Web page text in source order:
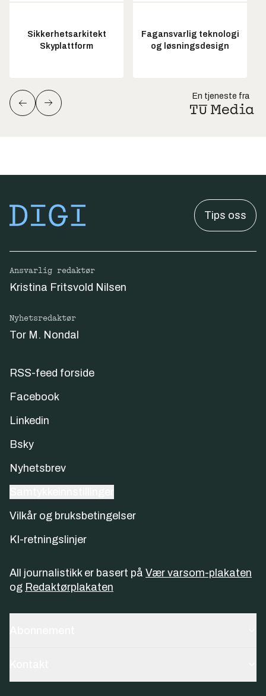
Sikkerhetsarkitekt
Skyplattform
Fagansvarlig teknologi
og løsningsdesign
En tjeneste fra
Tips oss
Ansvarlig redaktør
Kristina Fritsvold Nilsen
Nyhetsredaktør
Tor M. Nondal
RSS-feed forside
Facebook
Linkedin
Bsky
Nyhetsbrev
Vilkår og bruksbetingelser
KI-retningslinjer
All journalistikk er basert på Vær varsom-plakaten
og Redaktørplakaten